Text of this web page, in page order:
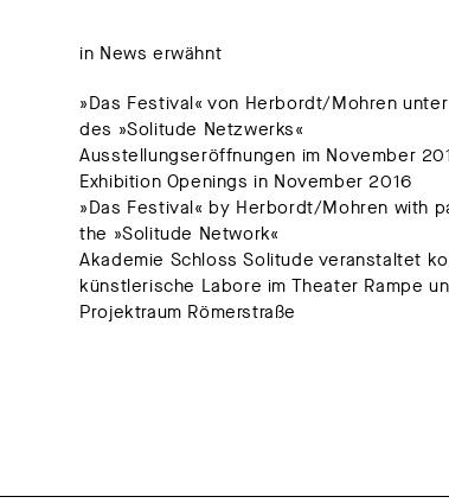
in News erwähnt
»Das Festival« von Herbordt/Mohren
des »Solitude Netzwerks«
Ausstellungseröffnungen im November
Exhibition Openings in November 2016
»Das Festival« by Herbordt/Mohren with
the »Solitude Network«
Akademie Schloss Solitude veranstaltet
künstlerische Labore im Theater Rampe
Projektraum Römerstraße